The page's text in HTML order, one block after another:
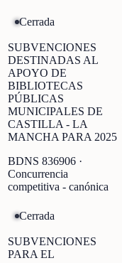
Cerrada
SUBVENCIONES
DESTINADAS AL
APOYO DE
BIBLIOTECAS
PÚBLICAS
MUNICIPALES DE
CASTILLA - LA
MANCHA PARA 2025
BDNS 836906 ·
Concurrencia
competitiva - canónica
Cerrada
SUBVENCIONES
PARA EL